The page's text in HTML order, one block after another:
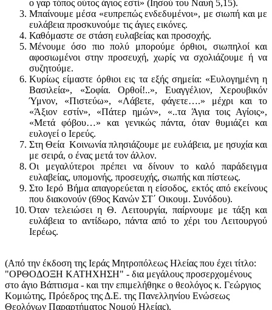
ο γαρ τόπος ούτος άγιος εστί» (Ιησού του Ναυή 5,15).
Μπαίνουμε μέσα «ευπρεπώς ενδεδυμένοι», με σιωπή και με
ευλάβεια προσκυνούμε τις άγιες εικόνες.
Καθόμαστε σε στάση ευλαβείας και προσοχής.
Μένουμε όσο πιο πολύ μπορούμε όρθιοι, σιωπηλοί και
αφοσιωμένοι στην προσευχή, χωρίς να σχολιάζουμε ή να
συζητούμε.
Κυρίως είμαστε όρθιοι εις τα εξής σημεία: «Ευλογημένη η
Βασιλεία», «Σοφία. Ορθοί!..», Ευαγγέλιον, Χερουβικόν
Ύμνον, «Πιστεύω», «Λάβετε, φάγετε….» μέχρι και το
«Άξιον εστίν», «Πάτερ ημών», «..τα Άγια τοις Αγίοις»,
«Μετά φόβου…» και γενικώς πάντα, όταν θυμιάζει και
ευλογεί ο Ιερεύς.
Στη Θεία Κοινωνία πλησιάζουμε με ευλάβεια, με ησυχία και
με σειρά, ο ένας μετά τον άλλον.
Οι μεγαλύτεροι πρέπει να δίνουν το καλό παράδειγμα
ευλαβείας, υπομονής, προσευχής, σιωπής και πίστεως.
Στο Ιερό Βήμα απαγορεύεται η είσοδος, εκτός από εκείνους
που διακονούν (69ος Κανών ΣΤ΄ Οικουμ. Συνόδου).
Όταν τελειώσει η Θ. Λειτουργία, παίρνουμε με τάξη και
ευλάβεια το αντίδωρο, πάντα από το χέρι του Λειτουργού
Ιερέως.
(Από την έκδοση της Ιεράς Μητροπόλεως Ηλείας που έχει τίτλο:
"ΟΡΘΟΔΟΞΗ ΚΑΤΗΧΗΣΗ" - δια μεγάλους προσερχομένους
στο άγιο Βάπτισμα - και την επιμελήθηκε ο θεολόγος κ. Γεώργιος
Κομιώτης, Πρόεδρος της Δ.Ε. της Πανελληνίου Ενώσεως
Θεολόγων Παραρτήματος Νομού Ηλείας).